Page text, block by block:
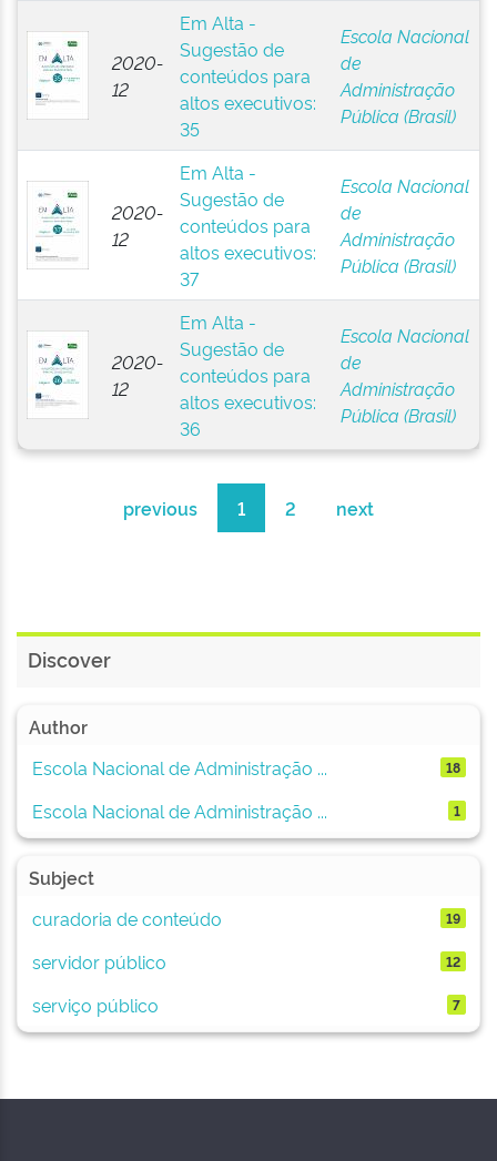
2020-
12
Em Alta -
Sugestão de
conteúdos para
altos executivos:
35
Escola Nacional
de
Administração
Pública (Brasil)
2020-
12
Em Alta -
Sugestão de
conteúdos para
altos executivos:
37
Escola Nacional
de
Administração
Pública (Brasil)
2020-
12
Em Alta -
Sugestão de
conteúdos para
altos executivos:
36
Escola Nacional
de
Administração
Pública (Brasil)
previous 1 2 next
Discover
Author
Escola Nacional de Administração ...
18
Escola Nacional de Administração ... 1
Subject
curadoria de conteúdo
19
servidor público 12
serviço público 7